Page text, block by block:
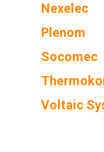
Nexelec
Plenom
Socomec
Voltaic